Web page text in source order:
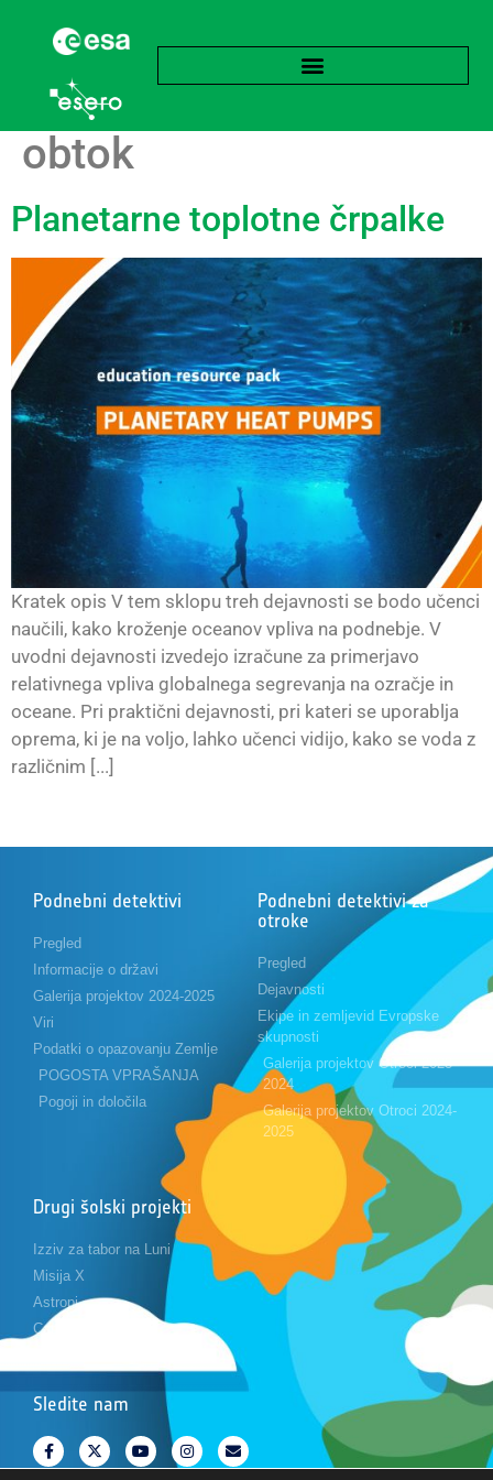
Oznaka:Termohalinski
obtok
Planetarne toplotne črpalke
Kratek opis V tem sklopu treh dejavnosti se bodo učenci
naučili, kako kroženje oceanov vpliva na podnebje. V
uvodni dejavnosti izvedejo izračune za primerjavo
relativnega vpliva globalnega segrevanja na ozračje in
oceane. Pri praktični dejavnosti, pri kateri se uporablja
oprema, ki je na voljo, lahko učenci vidijo, kako se voda z
različnim [...]
Podnebni detektivi
Pregled
Informacije o državi
Galerija projektov 2024-2025
Viri
Podatki o opazovanju Zemlje
POGOSTA VPRAŠANJA
Pogoji in določila
Podnebni detektivi za
otroke
Pregled
Dejavnosti
Ekipe in zemljevid Evropske
skupnosti
Galerija projektov Otroci 2023-
2024
Galerija projektov Otroci 2024-
2025
Drugi šolski projekti
Izziv za tabor na Luni
Misija X
Astropi
Cansat
Sledite nam